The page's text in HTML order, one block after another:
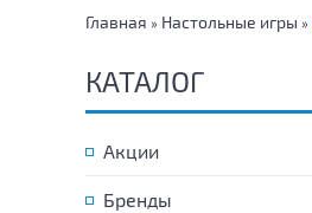
Главная » Настольные игры »
КАТАЛОГ
Акции
Бренды